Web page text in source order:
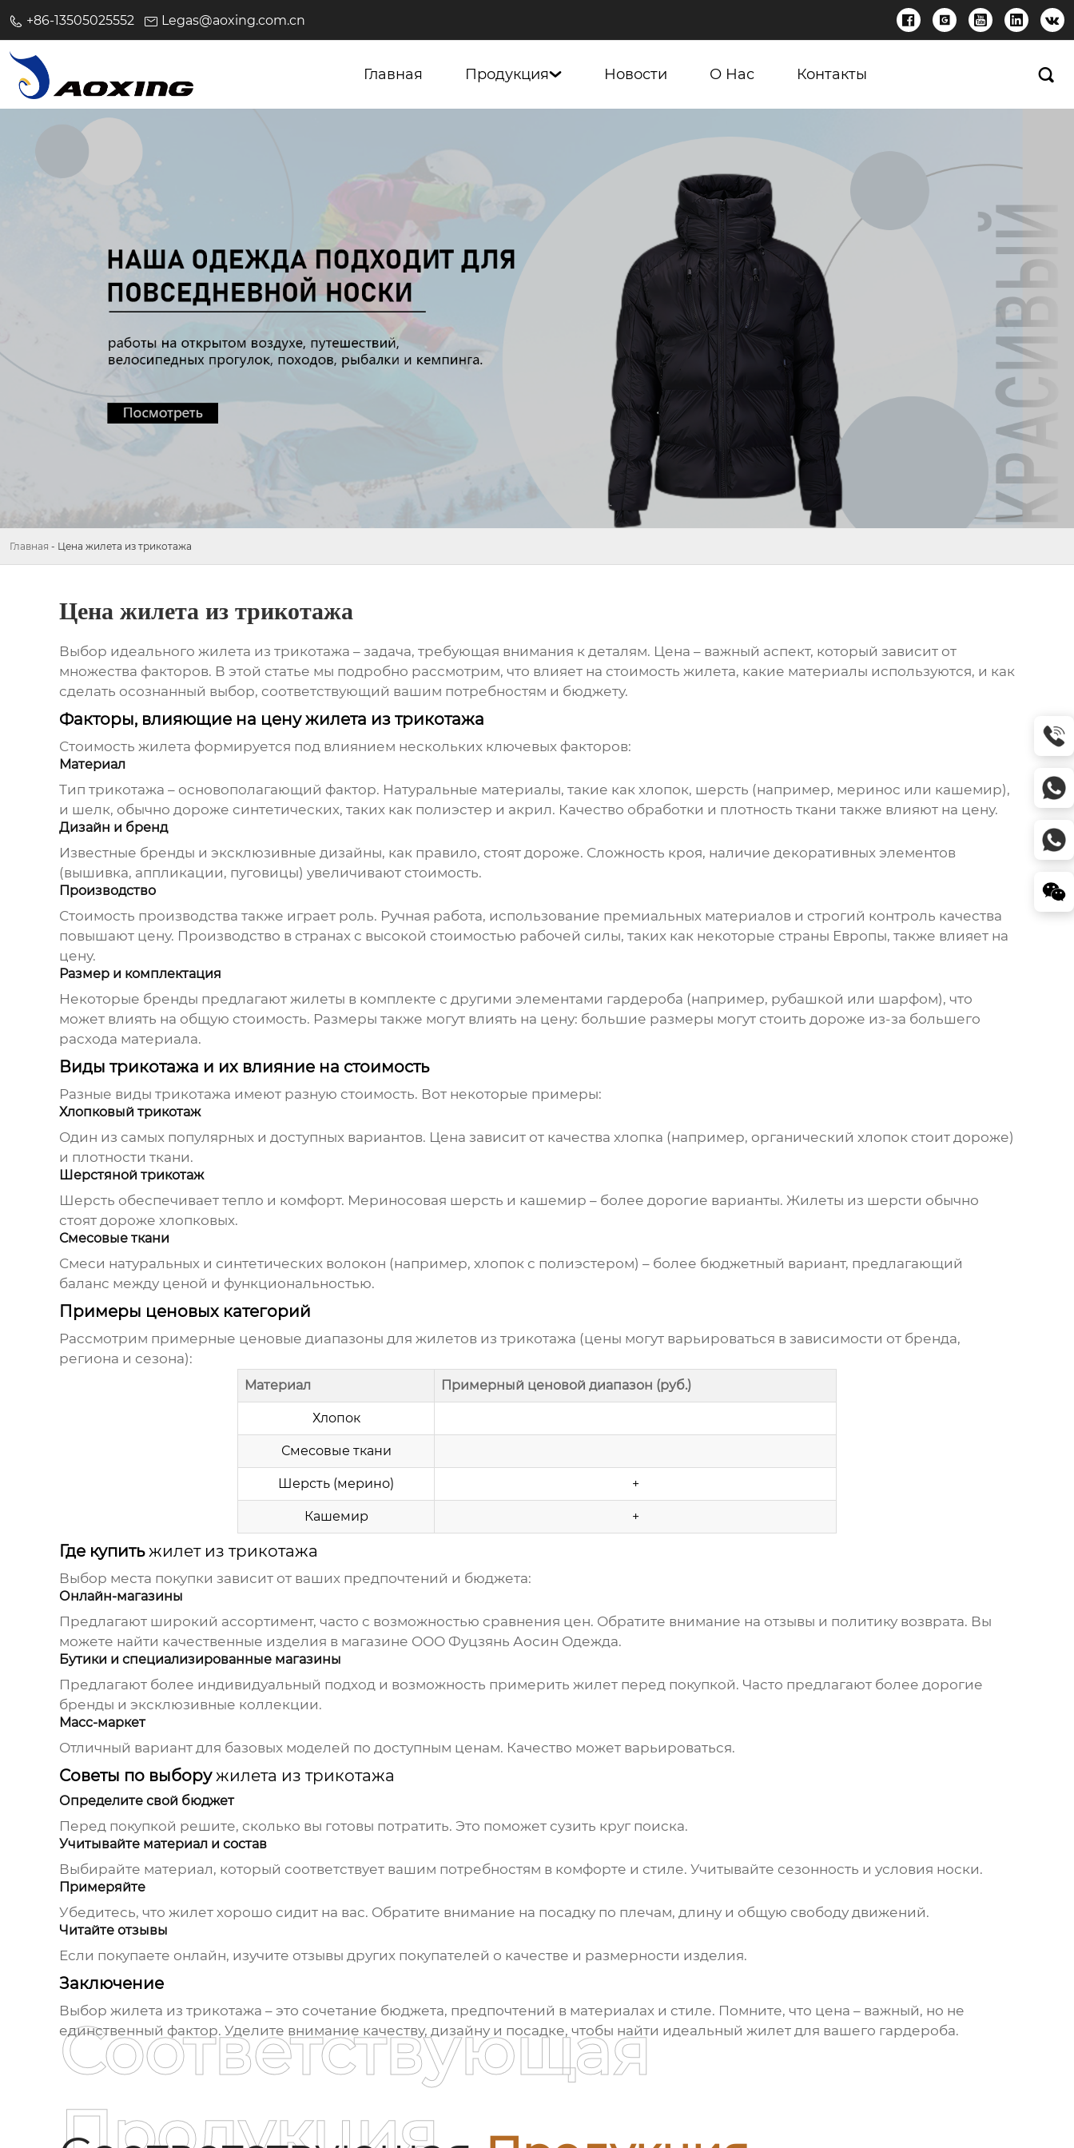
+86-13505025552 Legas@aoxing.com.cn     
Главная Продукция Новости О Нас Контакты 
Главная - Цена жилета из трикотажа
Цена жилета из трикотажа
Выбор идеального жилета из трикотажа – задача, требующая внимания к деталям. Цена – важный аспект, который зависит от
множества факторов. В этой статье мы подробно рассмотрим, что влияет на стоимость жилета, какие материалы используются, и как
сделать осознанный выбор, соответствующий вашим потребностям и бюджету.
Факторы, влияющие на цену жилета из трикотажа
Стоимость жилета формируется под влиянием нескольких ключевых факторов:
Материал
Тип трикотажа – основополагающий фактор. Натуральные материалы, такие как хлопок, шерсть (например, меринос или кашемир),
и шелк, обычно дороже синтетических, таких как полиэстер и акрил. Качество обработки и плотность ткани также влияют на цену.
Дизайн и бренд
Известные бренды и эксклюзивные дизайны, как правило, стоят дороже. Сложность кроя, наличие декоративных элементов
(вышивка, аппликации, пуговицы) увеличивают стоимость.
Производство
Стоимость производства также играет роль. Ручная работа, использование премиальных материалов и строгий контроль качества
повышают цену. Производство в странах с высокой стоимостью рабочей силы, таких как некоторые страны Европы, также влияет на
цену.
Размер и комплектация
Некоторые бренды предлагают жилеты в комплекте с другими элементами гардероба (например, рубашкой или шарфом), что
может влиять на общую стоимость. Размеры также могут влиять на цену: большие размеры могут стоить дороже из-за большего
расхода материала.
Виды трикотажа и их влияние на стоимость
Разные виды трикотажа имеют разную стоимость. Вот некоторые примеры:
Хлопковый трикотаж
Один из самых популярных и доступных вариантов. Цена зависит от качества хлопка (например, органический хлопок стоит дороже)
и плотности ткани.
Шерстяной трикотаж
Шерсть обеспечивает тепло и комфорт. Мериносовая шерсть и кашемир – более дорогие варианты. Жилеты из шерсти обычно
стоят дороже хлопковых.
Смесовые ткани
Смеси натуральных и синтетических волокон (например, хлопок с полиэстером) – более бюджетный вариант, предлагающий
баланс между ценой и функциональностью.
Примеры ценовых категорий
Рассмотрим примерные ценовые диапазоны для жилетов из трикотажа (цены могут варьироваться в зависимости от бренда,
региона и сезона):
Материал Примерный ценовой диапазон (руб.)
Хлопок
Смесовые ткани
Шерсть (мерино) +
Кашемир +
Где купитьжилет из трикотажа
Выбор места покупки зависит от ваших предпочтений и бюджета:
Онлайн-магазины
Предлагают широкий ассортимент, часто с возможностью сравнения цен. Обратите внимание на отзывы и политику возврата. Вы
можете найти качественные изделия в магазине ООО Фуцзянь Аосин Одежда.
Бутики и специализированные магазины
Предлагают более индивидуальный подход и возможность примерить жилетперед покупкой. Часто предлагают более дорогие
бренды и эксклюзивные коллекции.
Масс-маркет
Отличный вариант для базовых моделей по доступным ценам. Качество может варьироваться.
Советы по выборужилета из трикотажа
Определите свой бюджет
Перед покупкой решите, сколько вы готовы потратить. Это поможет сузить круг поиска.
Учитывайте материал и состав
Выбирайте материал, который соответствует вашим потребностям в комфорте и стиле. Учитывайте сезонность и условия носки.
Примеряйте
Убедитесь, что жилетхорошо сидит на вас. Обратите внимание на посадку по плечам, длину и общую свободу движений.
Читайте отзывы
Если покупаете онлайн, изучите отзывы других покупателей о качестве и размерности изделия.
Заключение
Выбор жилета из трикотажа – это сочетание бюджета, предпочтений в материалах и стиле. Помните, что цена – важный, но не
единственный фактор. Уделите внимание качеству, дизайну и посадке, чтобы найти идеальный жилетдля вашего гардероба.
Соответствующая